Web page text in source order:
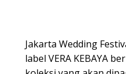
Jakarta Wedding
label VERA KEBAYA